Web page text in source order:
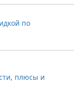
по
плюсы и